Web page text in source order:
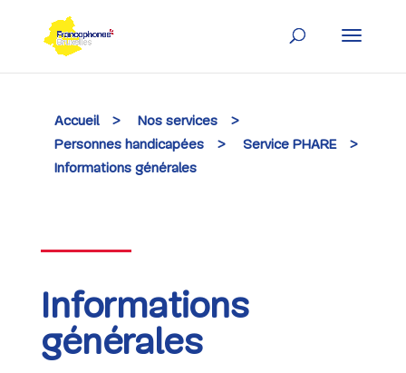
content
Accueil > Nos services
>
Personnes handicapées
> Service PHARE
>
Informations générales
Informations
générales